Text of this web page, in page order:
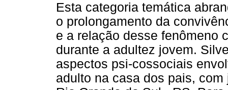
Esta categoria temática
o prolongamento da
e a relação desse fenômeno
durante a adultez jovem.
aspectos psi-cossociais
adulto na casa dos pais,